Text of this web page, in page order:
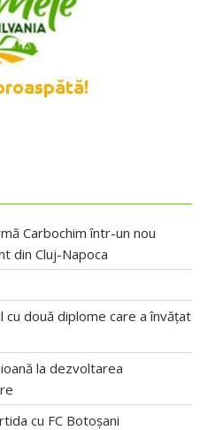
Carbochim într-un nou
din Cluj-Napoca
două diplome care a învățat
la dezvoltarea
cu FC Botoșani